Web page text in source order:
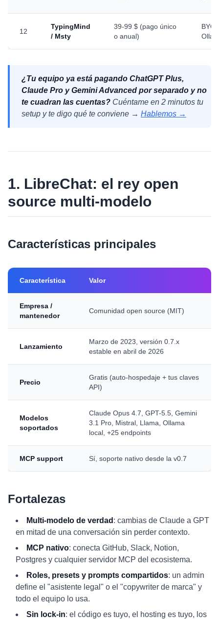
12
TypingMind
/ Msty
39-99 $ (pago único
o anual)
¿Tu equipo ya está pagando ChatGPT Plus,
Claude Pro y Gemini Advanced por separado y no
te cuadran las cuentas? Cuéntame en 2 minutos tu
setup y te digo qué te conviene → Hablemos →
1. LibreChat: el rey open
source multi-modelo
Características principales
Característica Valor
Empresa /
mantenedor
Comunidad open source (MIT)
Lanzamiento
Marzo de 2023, versión 0.7.x
estable en abril de 2026
Precio
Gratis (auto-hospedaje + tus claves
API)
Modelos
soportados
Claude Opus 4.7, GPT-5.5, Gemini
3.1 Pro, Mistral, Llama, Ollama
local, +25 endpoints
MCP support Sí, soporte nativo desde la v0.7
Fortalezas
Multi-modelo de verdad : cambias de Claude a GPT
en mitad de una conversación sin perder contexto.
MCP nativo: conecta GitHub, Slack, Notion,
Postgres y cualquier servidor MCP del ecosistema.
Roles, presets y prompts compartidos: un admin
define el "asistente legal" o el "copywriter de marca" y
todo el equipo lo usa.
Sin lock-in: el código es tuyo, el hosting es tuyo, los